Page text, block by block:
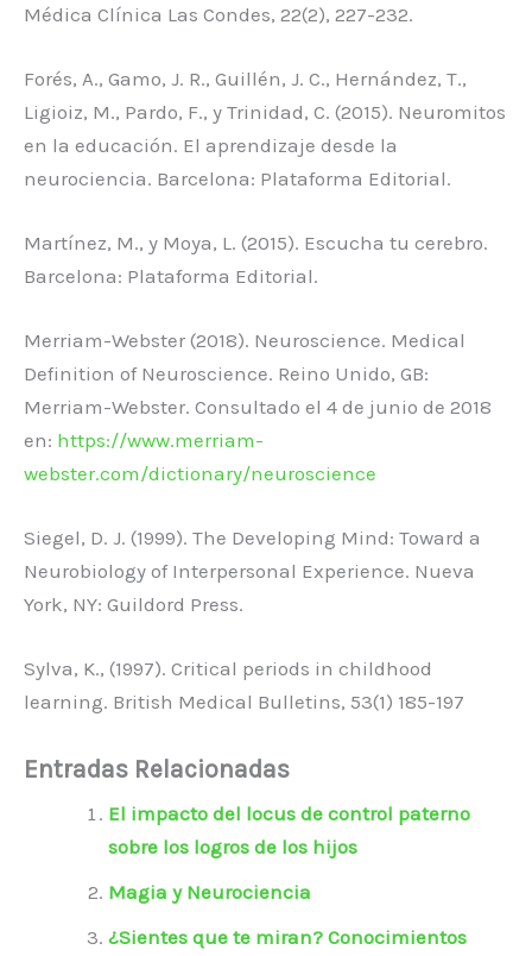
Médica Clínica Las Condes, 22(2), 227-232.
Forés, A., Gamo, J. R., Guillén, J. C., Hernández, T.,
Ligioiz, M., Pardo, F., y Trinidad, C. (2015). Neuromitos
en la educación. El aprendizaje desde la
neurociencia. Barcelona: Plataforma Editorial.
Martínez, M., y Moya, L. (2015). Escucha tu cerebro.
Barcelona: Plataforma Editorial.
Merriam-Webster (2018). Neuroscience. Medical
Definition of Neuroscience. Reino Unido, GB:
Merriam-Webster. Consultado el 4 de junio de 2018
en: https://www.merriam-
webster.com/dictionary/neuroscience
Siegel, D. J. (1999). The Developing Mind: Toward a
Neurobiology of Interpersonal Experience. Nueva
York, NY: Guildord Press.
Sylva, K., (1997). Critical periods in childhood
learning. British Medical Bulletins, 53(1) 185-197
Entradas Relacionadas
El impacto del locus de control paterno
sobre los logros de los hijos
Magia y Neurociencia
¿Sientes que te miran? Conocimientos